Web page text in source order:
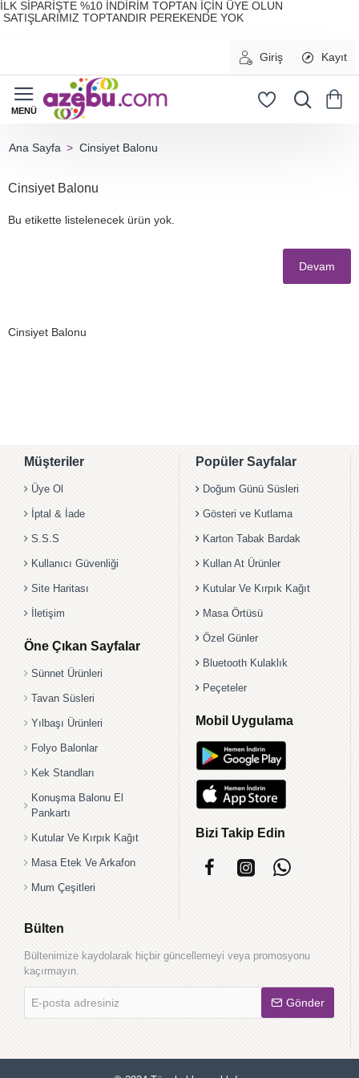
İLK SİPARİŞTE %10 İNDİRİM TOPTAN İÇİN ÜYE OLUN
SATIŞLARIMIZ TOPTANDIR PEREKENDE YOK
Giriş Kayıt
Cinsiyet Balonu
Cinsiyet Balonu
Cinsiyet Balonu
Bu etikette listelenecek ürün yok.
Devam
Müşteriler
Üye Ol
İptal & İade
S.S.S
Kullanıcı Güvenliği
Site Haritası
İletişim
Öne Çıkan Sayfalar
Sünnet Ürünleri
Tavan Süsleri
Yılbaşı Ürünleri
Folyo Balonlar
Kek Standları
Konuşma Balonu El
Pankartı
Kutular Ve Kırpık Kağıt
Masa Etek Ve Arkafon
Mum Çeşitleri
Popüler Sayfalar
Doğum Günü Süsleri
Gösteri ve Kutlama
Karton Tabak Bardak
Kullan At Ürünler
Kutular Ve Kırpık Kağıt
Masa Örtüsü
Özel Günler
Bluetooth Kulaklık
Peçeteler
Mobil Uygulama
Bizi Takip Edin
Bülten
Bültenimize kaydolarak hiçbir güncellemeyi veya promosyonu
kaçırmayın.
posta
adresiniz
Gönder